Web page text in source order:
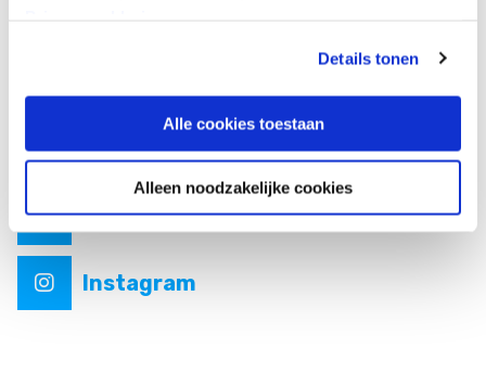
Details tonen
Alle cookies toestaan
Alleen noodzakelijke cookies
Volg ons online
Facebook
Instagram